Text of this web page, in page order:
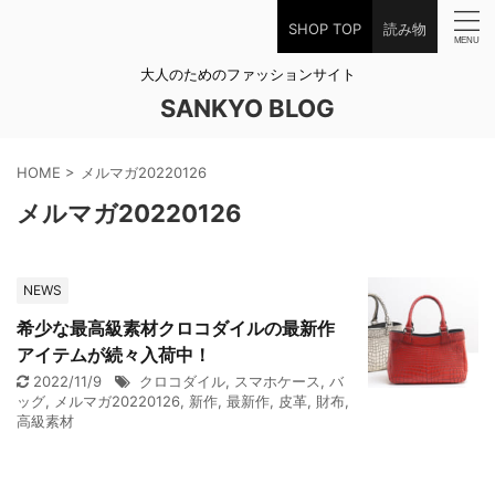
SHOP TOP 読み物
大人のためのファッションサイト
SANKYO BLOG
HOME > メルマガ20220126
メルマガ20220126
NEWS
希少な最高級素材クロコダイルの最新作
アイテムが続々入荷中！
2022/11/9 クロコダイル, スマホケース, バ
ッグ, メルマガ20220126, 新作, 最新作, 皮革, 財布,
高級素材